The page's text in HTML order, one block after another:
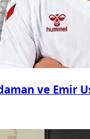
ve Emir